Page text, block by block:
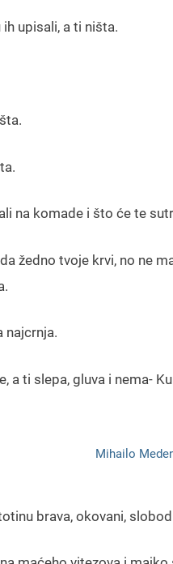
upisali, a ti ništa.
na komade i što će te
žedno tvoje krvi, no ne
najcrnja.
a ti slepa, gluva i nema-
Mihailo
brava, okovani,